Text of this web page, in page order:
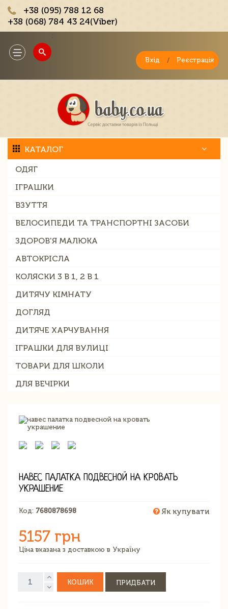
+38 (095) 788 12 68
+38 (068) 784 43 24(Viber)
Toggle
navigation
Вхід / Реєстрація
КАТАЛОГ
ОДЯГ
ІГРАШКИ
ВЗУТТЯ
ВЕЛОСИПЕДИ ТА ТРАНСПОРТНІ ЗАСОБИ
ЗДОРОВ'Я МАЛЮКА
АВТОКРІСЛА
КОЛЯСКИ 3 В 1, 2 В 1
ДИТЯЧУ КІМНАТУ
ДОГЛЯД
ДИТЯЧЕ ХАРЧУВАННЯ
ІГРАШКИ ДЛЯ ВУЛИЦІ
ТОВАРИ ДЛЯ ШКОЛИ
ДЛЯ ВЕЧІРКИ
НАВЕС ПАЛАТКА ПОДВЕСНОЙ НА КРОВАТЬ
УКРАШЕНИЕ
Код: 7680878698 Як купувати
5157 грн
Ціна вказана з доставкою в Україну
КОШИК ПРИДБАТИ